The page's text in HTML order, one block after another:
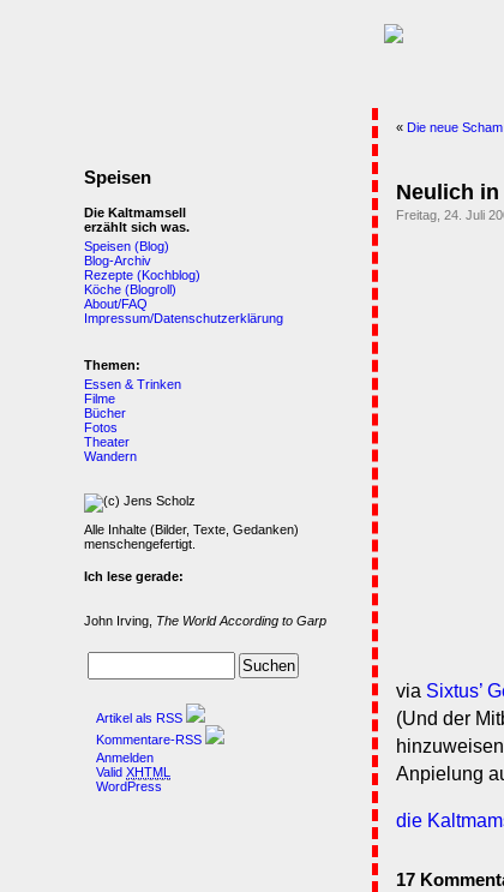
« Die neue Scham
Neulich
Freitag, 24. Juli
via Sixtus’
(Und der
Anpielung
die
17
Speisen
Die Kaltmamsell
erzählt sich was.
Speisen (Blog)
Blog-Archiv
Rezepte (Kochblog)
Köche (Blogroll)
About/FAQ
Impressum/Datenschutzerklärung
Themen:
Essen & Trinken
Filme
Bücher
Fotos
Theater
Wandern
Alle Inhalte (Bilder, Texte, Gedanken)
menschengefertigt.
Ich lese gerade:
John Irving, The World According to Garp
Artikel als RSS
Kommentare-RSS
Anmelden
Valid XHTML
WordPress